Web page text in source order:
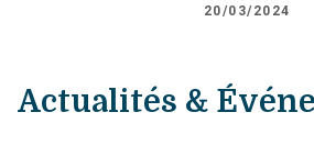
20/03/2024
Actualités &